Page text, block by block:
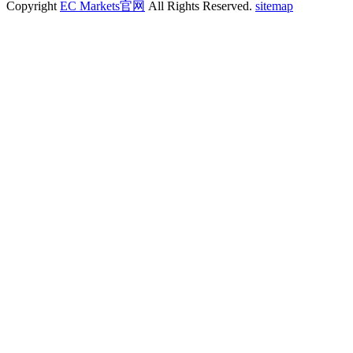
Copyright EC Markets官网 All Rights Reserved. sitemap